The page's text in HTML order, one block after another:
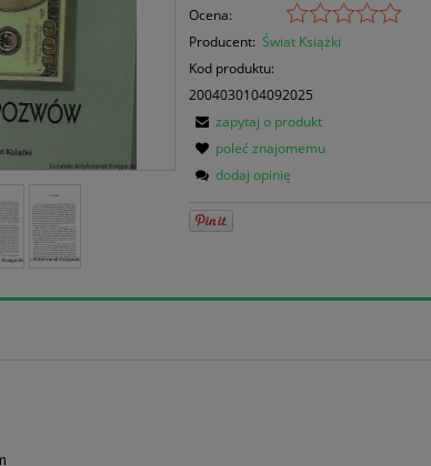
Ocena:
Producent: Świat Książki
Kod produktu:
2004030104092025
zapytaj o produkt
poleć znajomemu
dodaj opinię